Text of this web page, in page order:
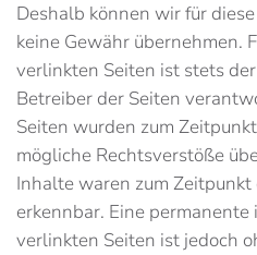
Deshalb können wir für
keine Gewähr übernehmen.
verlinkten Seiten ist stets
Betreiber der Seiten
Seiten wurden zum
mögliche Rechtsverstöße
Inhalte waren zum
erkennbar. Eine
verlinkten Seiten ist jedoch